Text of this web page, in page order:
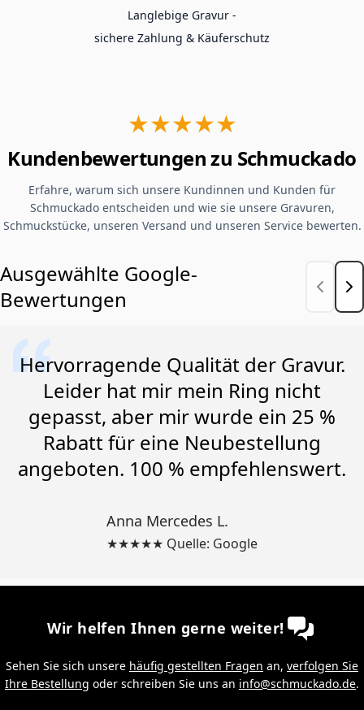
Langlebige Gravur -
sichere Zahlung & Käuferschutz
★★★★★
Kundenbewertungen zu Schmuckado
Erfahre, warum sich unsere Kundinnen und Kunden für
Schmuckado entscheiden und wie sie unsere Gravuren,
Schmuckstücke, unseren Versand und unseren Service bewerten.
Ausgewählte Google-
Bewertungen
Hervorragende Qualität der Gravur.
Leider hat mir mein Ring nicht
gepasst, aber mir wurde ein 25 %
Rabatt für eine Neubestellung
angeboten. 100 % empfehlenswert.
Anna Mercedes L.
★★★★★ Quelle: Google
Wir helfen Ihnen gerne weiter!
Sehen Sie sich unsere häufig gestellten Fragen an, verfolgen Sie
Ihre Bestellung oder schreiben Sie uns an info@schmuckado.de.